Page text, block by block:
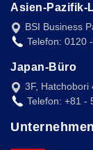
Asien-Pazifik-
BSI Business
Telefon: 0120
Japan-Büro
3F, Hatchobori
Telefon: +81 -